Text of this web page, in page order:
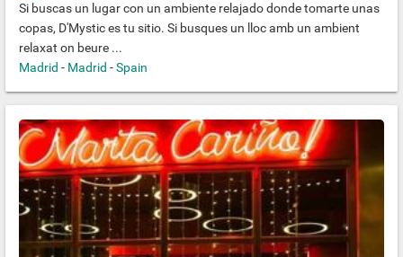
Si buscas un lugar con un ambiente relajado donde tomarte unas
copas, D'Mystic es tu sitio. Si busques un lloc amb un ambient
relaxat on beure ...
Madrid - Madrid -Spain